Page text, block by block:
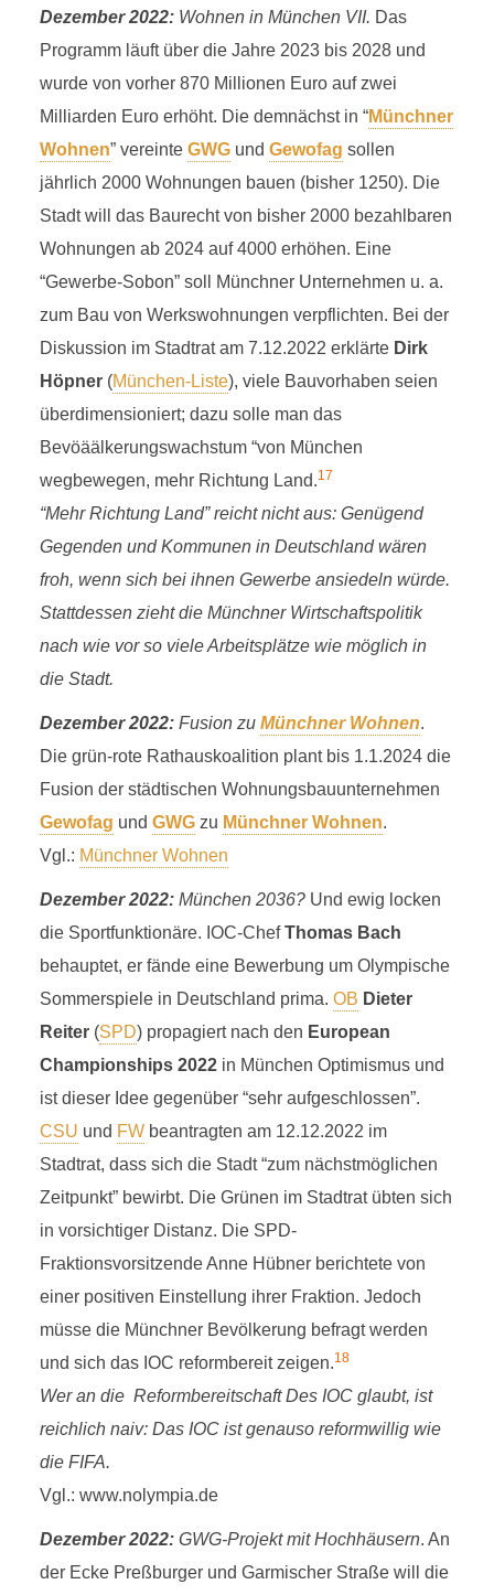
Dezember 2022:Wohnen in München VII. Das
Programm läuft über die Jahre 2023 bis 2028 und
wurde von vorher 870 Millionen Euro auf zwei
Milliarden Euro erhöht. Die demnächst in “Münchner
Wohnen” vereinte GWGund Gewofag sollen
jährlich 2000 Wohnungen bauen (bisher 1250). Die
Stadt will das Baurecht von bisher 2000 bezahlbaren
Wohnungen ab 2024 auf 4000 erhöhen. Eine
“Gewerbe-Sobon” soll Münchner Unternehmen u. a.
zum Bau von Werkswohnungen verpflichten. Bei der
Diskussion im Stadtrat am 7.12.2022 erklärte Dirk
Höpner(München-Liste), viele Bauvorhaben seien
überdimensioniert; dazu solle man das
Bevöäälkerungswachstum “von München
wegbewegen, mehr Richtung Land.17
“Mehr Richtung Land” reicht nicht aus: Genügend
Gegenden und Kommunen in Deutschland wären
froh, wenn sich bei ihnen Gewerbe ansiedeln würde.
Stattdessen zieht die Münchner Wirtschaftspolitik
nach wie vor so viele Arbeitsplätze wie möglich in
die Stadt.
Dezember 2022:Fusion zu Münchner Wohnen.
Die grün-rote Rathauskoalition plant bis 1.1.2024 die
Fusion der städtischen Wohnungsbauunternehmen
Gewofag und GWGzu Münchner Wohnen.
Vgl.: Münchner Wohnen
Dezember 2022:München 2036?Und ewig locken
die Sportfunktionäre. IOC-ChefThomas Bach
behauptet, er fände eine Bewerbung um Olympische
Sommerspiele in Deutschland prima. OB Dieter
Reiter(SPD) propagiert nach den European
Championships 2022in München Optimismus und
ist dieser Idee gegenüber “sehr aufgeschlossen”.
CSU und FWbeantragten am 12.12.2022 im
Stadtrat, dass sich die Stadt “zum nächstmöglichen
Zeitpunkt” bewirbt. Die Grünen im Stadtrat übten sich
in vorsichtiger Distanz. Die SPD-
Fraktionsvorsitzende Anne Hübner berichtete von
einer positiven Einstellung ihrer Fraktion. Jedoch
müsse die Münchner Bevölkerung befragt werden
und sich das IOC reformbereit zeigen.18
Wer an die Reformbereitschaft Des IOC glaubt, ist
reichlich naiv: Das IOC ist genauso reformwillig wie
die FIFA.
Vgl.: www.nolympia.de
Dezember 2022:GWG-Projekt mit Hochhäusern. An
der Ecke Preßburger und Garmischer Straße will die